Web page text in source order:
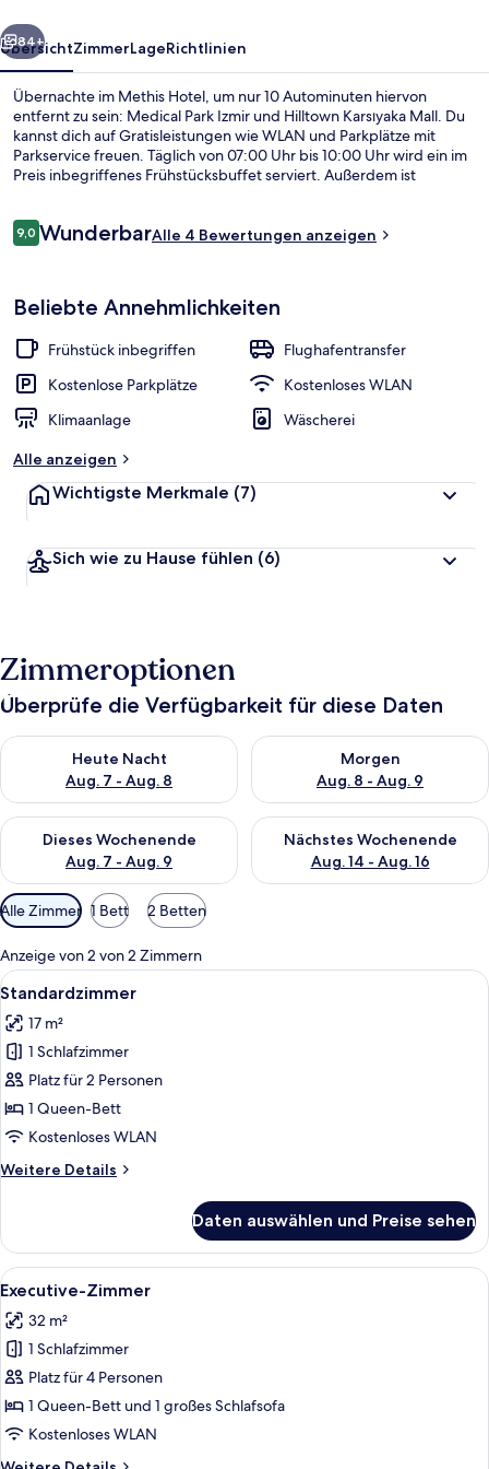
Weiter
84+
ÜbersichtZimmerLageRichtlinien
Übernachte im Methis Hotel, um nur 10 Autominuten hiervon
entfernt zu sein: Medical Park Izmir und Hilltown Karsıyaka Mall. Du
kannst dich auf Gratisleistungen wie WLAN und Parkplätze mit
Parkservice freuen. Täglich von 07:00 Uhr bis 10:00 Uhr wird ein im
Preis inbegriffenes Frühstücksbuffet serviert. Außerdem ist
Bewertungen
9,09,0 von 10.
WunderbarAlle 4 Bewertungen anzeigen
Beliebte Annehmlichkeiten
Frühstück inbegriffen
Flughafentransfer
Kostenlose Parkplätze
Kostenloses WLAN
Klimaanlage
Wäscherei
Alle anzeigen
Wichtigste Merkmale (7)
Sich wie zu Hause fühlen (6)
Zimmeroptionen
Überprüfe die Verfügbarkeit für diese Daten
Heute Nacht
Aug. 7 - Aug. 8
Überprüfe die Verfügbarkeit für heute Nacht, Aug. 7 - Aug. 8.
Morgen
Aug. 8 - Aug. 9
Überprüfe die Verfügbarkeit
Dieses Wochenende
Aug. 7 - Aug. 9
Überprüfe die Verfügbarkeit für dieses Wochenende, Aug. 7
Nächstes Wochenende
Aug. 14 - Aug. 16
Überprüfe die Verfügbarkeit
Verfügbare
Filter
für
Zimmer
Alle Zimmer 1 Bett 2 Betten
Anzeige von 2 von 2 Zimmern
Alle
Fotos
für
Standardzimmer
anzeigen
Ein modernes Badezimmer mit
8
Standardzimmer
17 m²
1 Schlafzimmer
Platz für 2 Personen
1 Queen-Bett
Kostenloses WLAN
Weitere Details
Weitere
Daten auswählen und Preise sehen
Alle
Fotos
für
Executive-
Zimmer
anzeigen
Ein modernes Hotelzimmer mit
7
Executive-Zimmer
32 m²
1 Schlafzimmer
Platz für 4 Personen
1 Queen-Bett und 1 großes Schlafsofa
Kostenloses WLAN